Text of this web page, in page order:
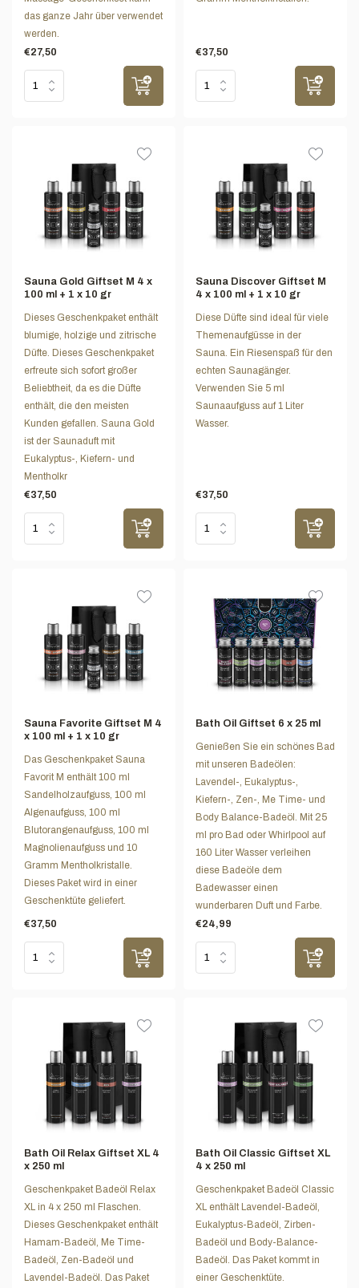
das ganze Jahr über verwendet
werden.
€27,50
€37,50
Sauna Gold Giftset M 4 x
100 ml + 1 x 10 gr
Dieses Geschenkpaket enthält
blumige, holzige und zitrische
Düfte. Dieses Geschenkpaket
erfreute sich sofort großer
Beliebtheit, da es die Düfte
enthält, die den meisten
Kunden gefallen. Sauna Gold
ist der Saunaduft mit
Eukalyptus-, Kiefern- und
Mentholkr
€37,50
Sauna Discover Giftset M
4 x 100 ml + 1 x 10 gr
Diese Düfte sind ideal für viele
Themenaufgüsse in der
Sauna. Ein Riesenspaß für den
echten Saunagänger.
Verwenden Sie 5 ml
Saunaaufguss auf 1 Liter
Wasser.
€37,50
Sauna Favorite Giftset M 4
x 100 ml + 1 x 10 gr
Das Geschenkpaket Sauna
Favorit M enthält 100 ml
Sandelholzaufguss, 100 ml
Algenaufguss, 100 ml
Blutorangenaufguss, 100 ml
Magnolienaufguss und 10
Gramm Mentholkristalle.
Dieses Paket wird in einer
Geschenktüte geliefert.
€37,50
Bath Oil Giftset 6 x 25 ml
Genießen Sie ein schönes Bad
mit unseren Badeölen:
Lavendel-, Eukalyptus-,
Kiefern-, Zen-, Me Time- und
Body Balance-Badeöl. Mit 25
ml pro Bad oder Whirlpool auf
160 Liter Wasser verleihen
diese Badeöle dem
Badewasser einen
wunderbaren Duft und Farbe.
€24,99
Bath Oil Relax Giftset XL 4
x 250 ml
Geschenkpaket Badeöl Relax
XL in 4 x 250 ml Flaschen.
Dieses Geschenkpaket enthält
Hamam-Badeöl, Me Time-
Badeöl, Zen-Badeöl und
Lavendel-Badeöl. Das Paket
Bath Oil Classic Giftset XL
4 x 250 ml
Geschenkpaket Badeöl Classic
XL enthält Lavendel-Badeöl,
Eukalyptus-Badeöl, Zirben-
Badeöl und Body-Balance-
Badeöl. Das Paket kommt in
einer Geschenktüte.